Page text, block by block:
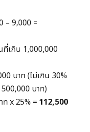
– 9,000 =
ที่เกิน 1,000,000
บาท (ไม่เกิน 30%
500,000 บาท)
ท x 25% = 112,500